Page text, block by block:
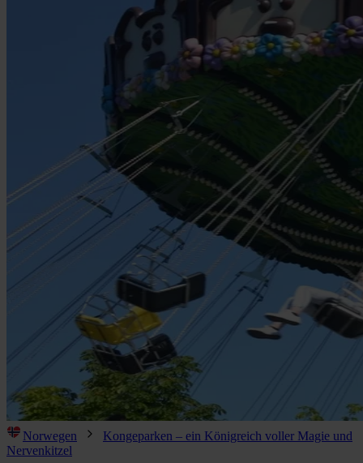
Norwegen
Kongeparken – ein Königreich voller Magie und
Nervenkitzel